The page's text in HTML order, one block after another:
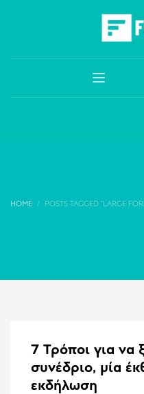
HOME POSTS TAGGED "LARGE
7 Τρόποι για να
συνέδριο, μία
εκδήλωση